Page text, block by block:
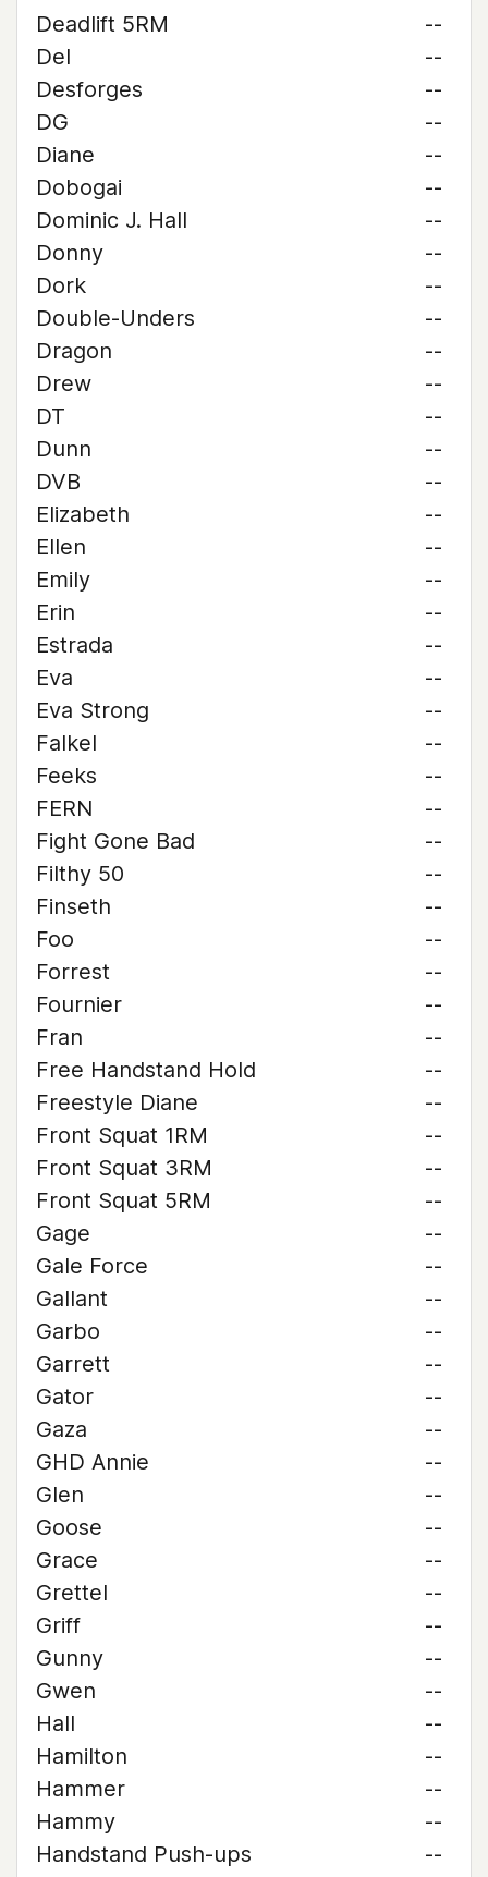
Deadlift 5RM
--
Del
--
Desforges
--
DG
--
Diane
--
Dobogai
--
Dominic J. Hall
--
Donny
--
Dork
--
Double-Unders
--
Dragon
--
Drew
--
DT
--
Dunn
--
DVB
--
Elizabeth
--
Ellen
--
Emily
--
Erin
--
Estrada
--
Eva
--
Eva Strong
--
Falkel
--
Feeks
--
FERN
--
Fight Gone Bad
--
Filthy 50
--
Finseth
--
Foo
--
Forrest
--
Fournier
--
Fran
--
Free Handstand Hold
--
Freestyle Diane
--
Front Squat 1RM
--
Front Squat 3RM
--
Front Squat 5RM
--
Gage
--
Gale Force
--
Gallant
--
Garbo
--
Garrett
--
Gator
--
Gaza
--
GHD Annie
--
Glen
--
Goose
--
Grace
--
Grettel
--
Griff
--
Gunny
--
Gwen
--
Hall
--
Hamilton
--
Hammer
--
Hammy
--
Handstand Push-ups
--